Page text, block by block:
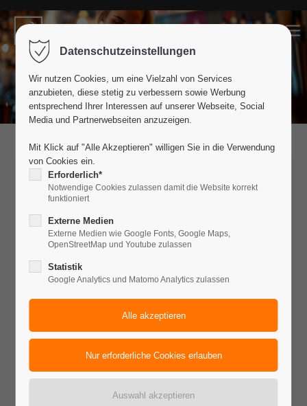
Der Eintrag "offcanvas-col1" existiert
leider nicht.
Der Eintrag "offcanvas-col2" existiert
leider nicht.
Der Eintrag "offcanvas-col3" existiert
leider nicht.
Der Eintrag "offcanvas-col4" existiert
leider nicht.
Dein Kontakt zu uns
GATEWAY GARDENS OCEAN CLUB
Jean-Gardner-Batten-Straße 2
60549 Frankfurt am Main
hola@gateway-gardens-ocean-club.de
PARKEN
Jean-Gardner-Batten-Straße 3, 60549
Datenschutzeinstellungen
Wir nutzen Cookies, um eine Vielzahl von Services
anzubieten, diese stetig zu verbessern sowie Werbung
entsprechend Ihrer Interessen auf unserer Webseite, Social
Media und Partnerwebseiten anzuzeigen.
Mit Klick auf "Alle Akzeptieren" willigen Sie in die Verwendung
von Cookies ein.
Erforderlich*
Notwendige Cookies zulassen damit die Website korrekt
funktioniert
Externe Medien
Externe Medien wie Google Fonts, Google Maps,
OpenStreetMap und Youtube zulassen
Statistik
Google Analytics und Matomo Analytics zulassen